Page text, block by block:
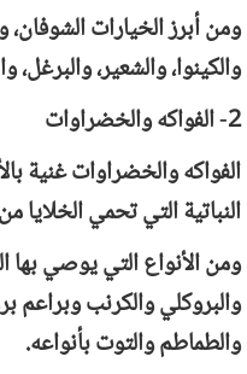
ومن أبرز الخيارات الشوفان،
والكينوا، والشعير، والبرغل،
2- الفواكه والخضراوات
الفواكه والخضراوات غنية
النباتية التي تحمي الخلايا
ومن الأنواع التي يوصي بها
والبروكلي والكرنب وبراعم
والطماطم والتوت بأنواعه.